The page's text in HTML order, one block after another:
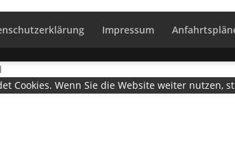
Impressum
Cookies. Wenn Sie die Website weiter nutzen,